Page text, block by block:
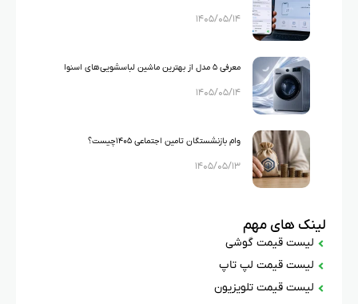
گوشی‌های دو سیم‌کارته الزامی شد
۱۴۰۵/۰۵/۱۴
معرفی ۵ مدل از بهترین ماشین لباسشویی‌های اسنوا
۱۴۰۵/۰۵/۱۴
وام بازنشستگان تامین اجتماعی ۱۴۰۵چیست؟
۱۴۰۵/۰۵/۱۳
لینک های مهم
لیست قیمت گوشی
لیست قیمت لپ تاپ
لیست قیمت تلویزیون